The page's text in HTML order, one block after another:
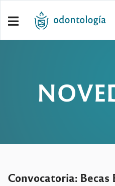
Convocatoria: Becas